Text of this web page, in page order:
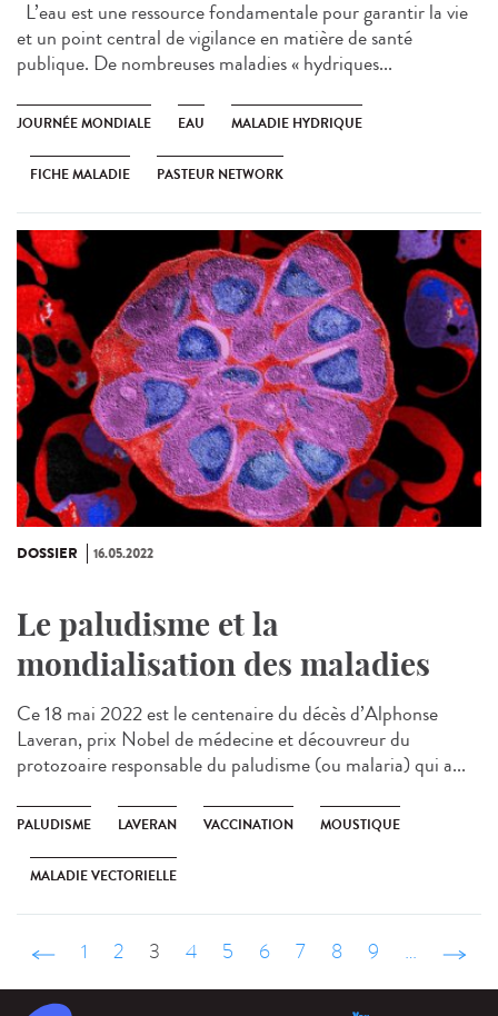
L’eau est une ressource fondamentale pour garantir la vie
et un point central de vigilance en matière de santé
publique. De nombreuses maladies « hydriques...
JOURNÉE MONDIALE EAU MALADIE HYDRIQUE
FICHE MALADIE PASTEUR NETWORK
DOSSIER 16.05.2022
Le paludisme et la
mondialisation des maladies
Ce 18 mai 2022 est le centenaire du décès d’Alphonse
Laveran, prix Nobel de médecine et découvreur du
protozoaire responsable du paludisme (ou malaria) qui a...
PALUDISME LAVERAN VACCINATION MOUSTIQUE
MALADIE VECTORIELLE
‹ précédent
1 2 3 4 5 6 7 8 9 …